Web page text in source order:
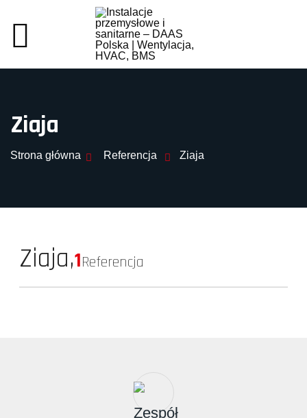
Ziaja
Strona główna Referencja Ziaja
Ziaja,1Referencja